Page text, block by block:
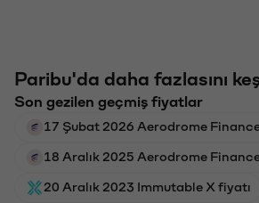
Paribu'da daha fazlasını
Son gezilen geçmiş fiyatlar
17 Şubat 2026 Aerodrome
18 Aralık 2025 Aerodrome
20 Aralık 2023 Immutable X fiyatı